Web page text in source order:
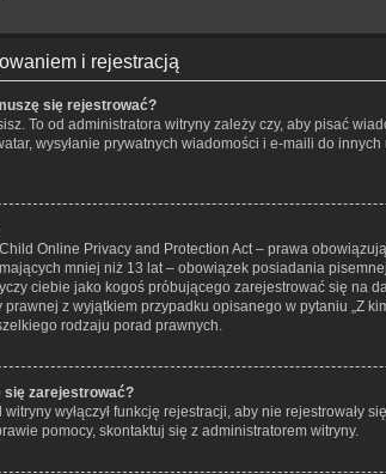
i rejestracją
się rejestrować?
To od administratora witryny zależy czy, aby pisać
wysyłanie prywatnych wiadomości i e-maili do
Online Privacy and Protection Act – prawa
mniej niż 13 lat – obowiązek posiadania
ciebie jako kogoś próbującego zarejestrować się na
z wyjątkiem przypadku opisanego w pytaniu „Z
rodzaju porad prawnych.
się zarejestrować?
witryny wyłączył funkcję rejestracji, aby nie rejestrowały
pomocy, skontaktuj się z administratorem witryny.